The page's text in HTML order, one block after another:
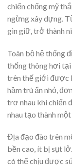
chiến chống mỹ
ngừng xây dựng.
gìn giữ, trở thành
Toàn bộ hệ thống
thống thông hơi tại
trên thế giới được
hầm trú ẩn nhỏ,
trợ nhau khi chiến
nhau tạo thành
Địa đạo đào trên
bền cao, ít bị sụt
có thể chịu được